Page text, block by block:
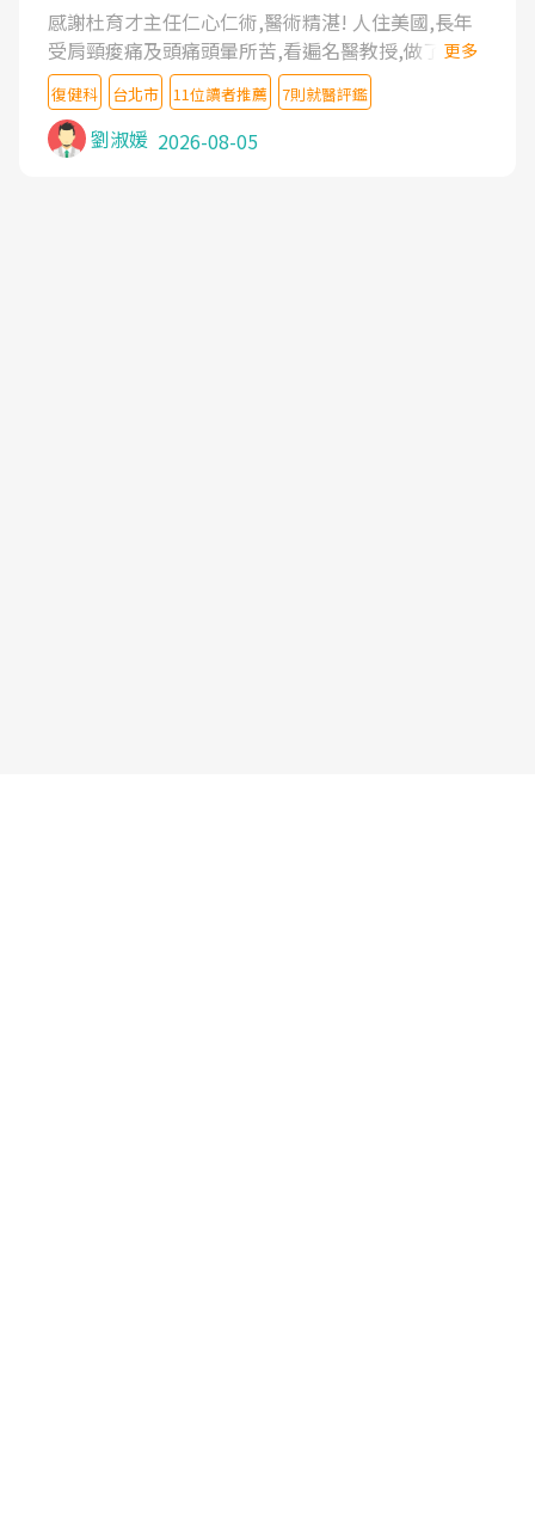
感謝杜育才主任仁心仁術,醫術精湛! 人住美國,長年
受肩頸痠痛及頭痛頭暈所苦,看遍名醫教授,做了各種
檢查,也嘗試過西醫打針,中醫針灸及物理徒手治療都
沒有用,後來連吃到嗎啡類止痛藥都效果有限,只是壓
症狀,沒多久就痛起來,多年失眠嚴重影響生活品質.
台灣親友介紹忠孝醫院杜育才主任是頸頭症候群專
更多
復健科 台北市 11位讀者推薦 7則就醫評鑑
劉淑媛 2026-08-05